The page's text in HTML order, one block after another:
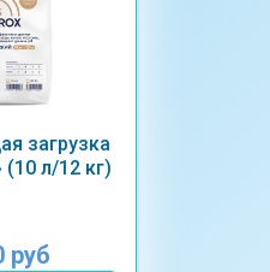
загрузка
(10 л/12 кг)
руб